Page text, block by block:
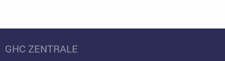
GHC ZENTRALE